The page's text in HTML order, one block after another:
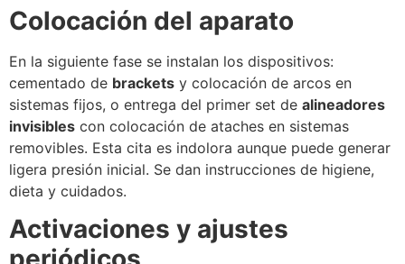
Colocación del aparato
En la siguiente fase se instalan los dispositivos:
cementado de brackets y colocación de arcos en
sistemas fijos, o entrega del primer set de alineadores
invisibles con colocación de ataches en sistemas
removibles. Esta cita es indolora aunque puede generar
ligera presión inicial. Se dan instrucciones de higiene,
dieta y cuidados.
Activaciones y ajustes